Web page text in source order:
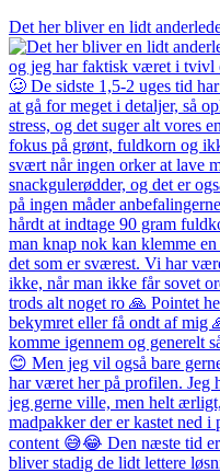
Det her bliver en lidt